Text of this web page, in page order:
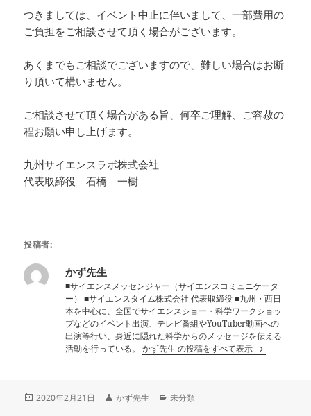
つきましては、イベント中止に伴いまして、一部費用の
ご負担をご相談させて頂く場合がございます。
あくまでもご相談でございますので、難しい場合はお断
り頂いて構いません。
ご相談させて頂く場合がある旨、何卒ご理解、ご容赦の
程お願い申し上げます。
九州サイエンスラボ株式会社
代表取締役 石橋 一樹
投稿者:
かず先生
■サイエンスメッセンジャー（サイエンスコミュニケータ
ー） ■サイエンスタイム株式会社 代表取締役 ■九州・西日
本を中心に、全国でサイエンスショー・科学ワークショッ
プなどのイベント出演、テレビ番組やYouTuber動画への
出演等行い、身近に隠れた科学からのメッセージを伝える
活動を行っている。かず先生 の投稿をすべて表示
投
2020年2月21日
作
かず先生
カ
未分類